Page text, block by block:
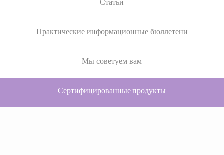
Практические информационные бюллетени
Мы советуем вам
Сертифицированные продукты